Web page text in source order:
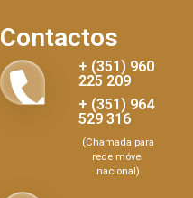
Contactos
+ (351) 960
225 209
+ (351) 964
529 316
(Chamada para
rede móvel
nacional)